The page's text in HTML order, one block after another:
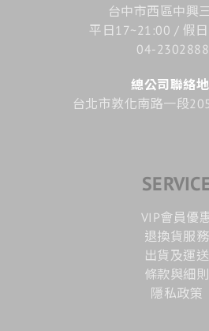
台中市西區中興
平日17~21:00 / 假
04-
總公司聯絡
台北市敦化南路一段
VIP會員優
退換貨服務
出貨及運送
條款與細則
隱私政策